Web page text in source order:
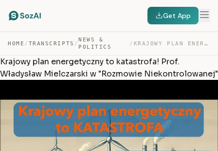
Get App
HOME / TRANSCRIPTS /
NEWS &
POLITICS
/ KRAJOWY PLAN ENERGETYCZNY TO KATASTROFA! PROF. WŁADYSŁA… — TRANSCRIPT
Krajowy plan energetyczny to katastrofa! Prof.
Władysław Mielczarski w "Rozmowie Niekontrolowanej"